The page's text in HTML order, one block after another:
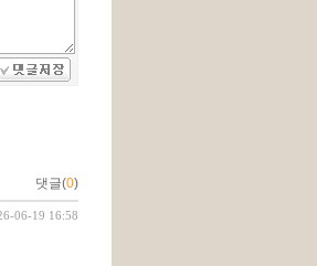
댓글(0)
06-19 16:58